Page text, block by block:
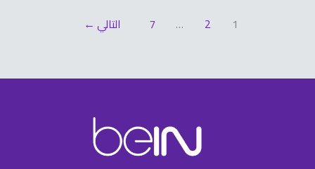
1
2
…
7 التالي←